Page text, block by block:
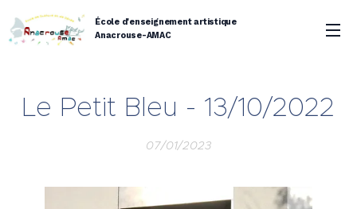
École d'enseignement artistique
Anacrouse-AMAC
Le Petit Bleu - 13/10/2022
07/01/2023